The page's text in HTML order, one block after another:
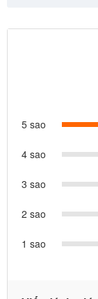
5 sao
4 sao
3 sao
2 sao
1 sao